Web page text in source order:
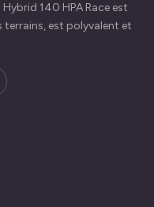
140 HPA Race est
terrains, est polyvalent et